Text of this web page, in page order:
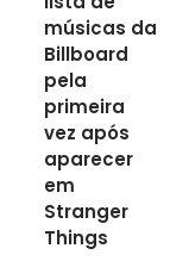
músicas da
Billboard
pela
primeira
vez após
aparecer
em
Stranger
Things